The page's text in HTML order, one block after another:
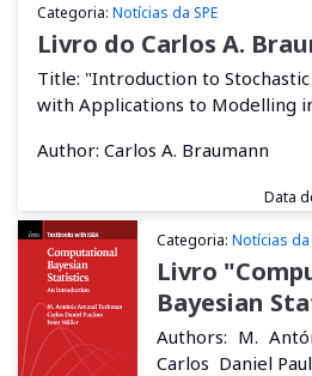
Categoria: Notícias da SPE
Livro do Carlos A.
Title: "Introduction to
with Applications to Modelling
Author: Carlos A. Braumann
Data
Categoria: Notícias da
Livro
Bayesian
Authors: M.
Carlos Daniel